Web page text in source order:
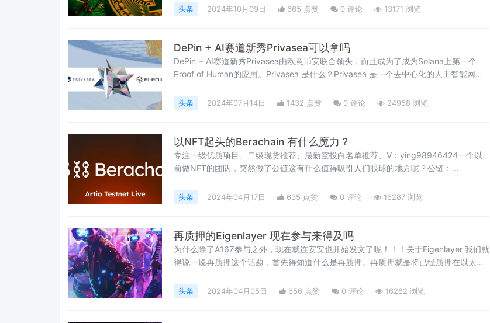
的Eigenlayer。Babylon协议架构的核心是Babylon区块链，是一条基于Cosmos SDK构
建的兼容Cosmo
头条 2024年10月09日 665 点赞 0 评论 13171 浏览
DePin + AI赛道新秀Privasea可以拿吗
DePin + AI赛道新秀Privasea由欧意币安联合领头，而且成为了成为Solana上第一个
Proof of Human的应用。Privasea 是什么？Privasea 是一个去中心化的人工智能网
全性，利用AI和分布式网络架构，允许在保持数据完全加密的状态下进行复杂的数据处
理和分析。这意味着用户可以在
头条 2024年07月14日 1432 点赞 0 评论 24958 浏览
以NFT起头的Berachain 有什么魔力？
专注一级优质项目、二级现货推荐、最新空投白名单推荐、V：ying98946424一个以
前做NFT的团队，突然做了公链这有什么值得吸引人们眼球的地方呢？公链：
区，完全由MEME与交易者组成的公链。项目背景该项目是由四名匿名联合创始人发
起，匿名的项目通常大家都不太喜欢，我们也是，但机构会经过尽调所了解相关信息。
头条 2024年04月17日 635 点赞 0 评论 16287 浏览
再质押的Eigenlayer 现在参与来得及吗
为什么除了A16Z参与之外，现在就连安安也开始发文了呢！！！关于Eigenlayer 我们就
得说一说再质押这个话题，首先得知道什么是再质押。再质押就是将已经质押在以太坊
太资产的持有者提供了较高的收益，因此在市场中广受欢迎。Eigenlayer是一个平台，
为质押者、运营商和开发者提供服务，在平台链接非常多生态项目的情况下，抗
头条 2024年04月05日 656 点赞 0 评论 16282 浏览